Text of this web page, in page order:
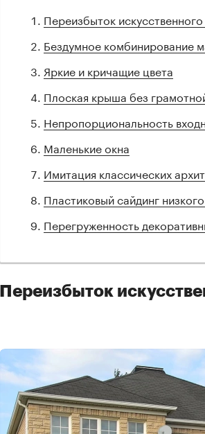
Переизбыток
Бездумное комбинирование
Яркие и кричащие цвета
Плоская крыша без
Непропорциональность
Маленькие окна
Имитация классических
Пластиковый сайдинг
Перегруженность
Переизбыток